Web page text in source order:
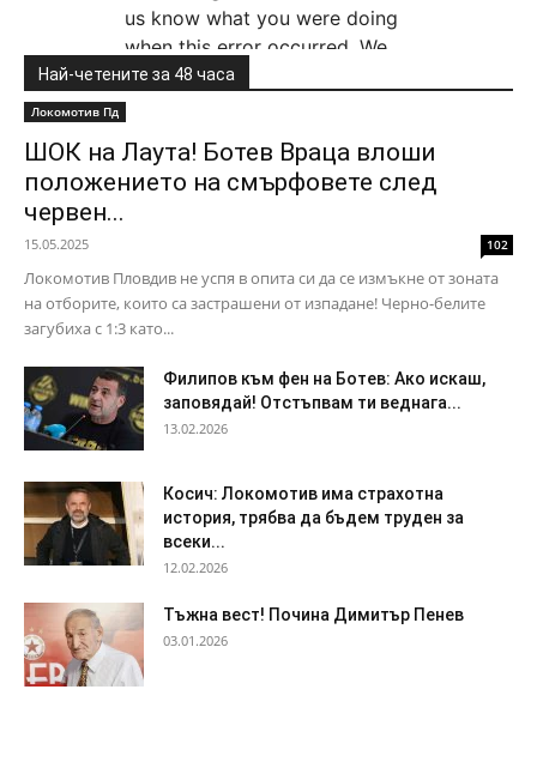
Най-четените за 48 часа
Локомотив Пд
ШОК на Лаута! Ботев Враца влоши
положението на смърфовете след
червен...
15.05.2025 102
Локомотив Пловдив не успя в опита си да се измъкне от зоната
на отборите, които са застрашени от изпадане! Черно-белите
загубиха с 1:3 като...
Филипов към фен на Ботев: Ако искаш,
заповядай! Отстъпвам ти веднага...
13.02.2026
Косич: Локомотив има страхотна
история, трябва да бъдем труден за
всеки...
12.02.2026
Тъжна вест! Почина Димитър Пенев
03.01.2026